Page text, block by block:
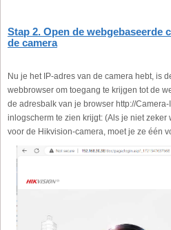
Stap 2. Open de webgebaseerde
de camera
Nu je het IP-adres van de camera hebt, is
webbrowser om toegang te krijgen tot de
de adresbalk van je browser http://
inlogscherm te zien krijgt: (Als je niet zeker
voor de Hikvision-camera, moet je ze één